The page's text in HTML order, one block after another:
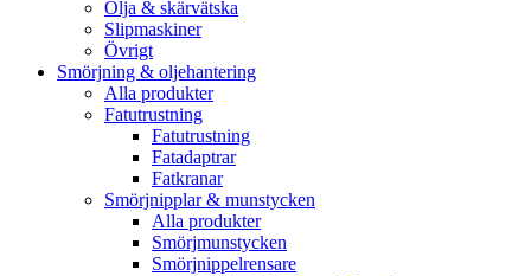
Olja & skärvätska
Slipmaskiner
Övrigt
Smörjning & oljehantering
Alla produkter
Fatutrustning
Fatutrustning
Fatadaptrar
Fatkranar
Smörjnipplar & munstycken
Alla produkter
Smörjmunstycken
Smörjnippelrensare